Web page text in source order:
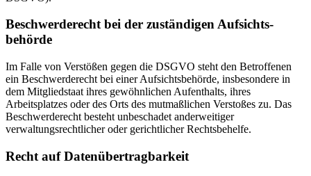
Beschwerde­recht bei der zuständigen Aufsichts­
behörde
Im Falle von Verstößen gegen die DSGVO steht den Betroffenen
ein Beschwerderecht bei einer Aufsichtsbehörde, insbesondere in
dem Mitgliedstaat ihres gewöhnlichen Aufenthalts, ihres
Arbeitsplatzes oder des Orts des mutmaßlichen Verstoßes zu. Das
Beschwerderecht besteht unbeschadet anderweitiger
verwaltungsrechtlicher oder gerichtlicher Rechtsbehelfe.
Recht auf Daten­übertrag­barkeit